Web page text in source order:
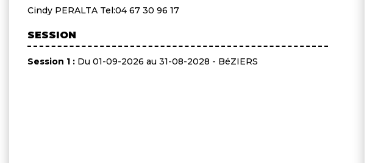
Cindy PERALTA Tel:04 67 30 96 17
SESSION
Session 1 : Du 01-09-2026 au 31-08-2028 - BéZIERS